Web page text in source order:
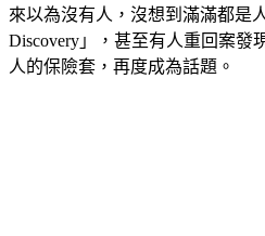
來以為沒有人，沒想到滿滿都是
Discovery」，甚至有人重回案發
人的保險套，再度成為話題。